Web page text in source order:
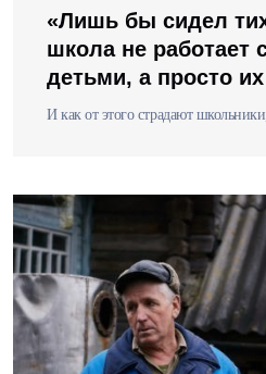
«Лишь бы сидел
школа не работает
детьми, а просто
И как от этого страдают